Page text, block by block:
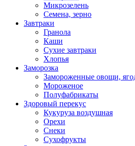
Микрозелень
Семена, зерно
Завтраки
Гранола
Каши
Сухие завтраки
Хлопья
Заморозка
Замороженные овощи,
Мороженое
Полуфабрикаты
Здоровый перекус
Кукуруза воздушная
Орехи
Снеки
Сухофрукты